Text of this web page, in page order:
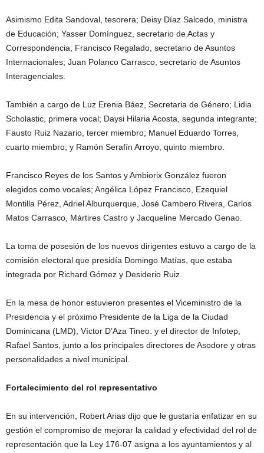
Asimismo Edita Sandoval, tesorera; Deisy Díaz Salcedo, ministra
de Educación; Yasser Domínguez, secretario de Actas y
Correspondencia; Francisco Regalado, secretario de Asuntos
Internacionales; Juan Polanco Carrasco, secretario de Asuntos
Interagenciales.
También a cargo de Luz Erenia Báez, Secretaria de Género; Lidia
Scholastic, primera vocal; Daysi Hilaria Acosta, segunda integrante;
Fausto Ruiz Nazario, tercer miembro; Manuel Eduardo Torres,
cuarto miembro; y Ramón Serafín Arroyo, quinto miembro.
Francisco Reyes de los Santos y Ambiorix González fueron
elegidos como vocales; Angélica López Francisco, Ezequiel
Montilla Pérez, Adriel Alburquerque, José Cambero Rivera, Carlos
Matos Carrasco, Mártires Castro y Jacqueline Mercado Genao.
La toma de posesión de los nuevos dirigentes estuvo a cargo de la
comisión electoral que presidía Domingo Matías, que estaba
integrada por Richard Gómez y Desiderio Ruiz.
En la mesa de honor estuvieron presentes el Viceministro de la
Presidencia y el próximo Presidente de la Liga de la Ciudad
Dominicana (LMD), Víctor D’Aza Tineo. y el director de Infotep,
Rafael Santos, junto a los principales directores de Asodore y otras
personalidades a nivel municipal.
Fortalecimiento del rol representativo
En su intervención, Robert Arias dijo que le gustaría enfatizar en su
gestión el compromiso de mejorar la calidad y efectividad del rol de
representación que la Ley 176-07 asigna a los ayuntamientos y al